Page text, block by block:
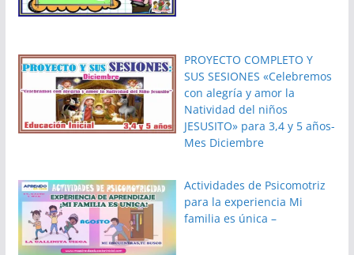
PROYECTO COMPLETO Y
SUS SESIONES «Celebremos
con alegría y amor la
Natividad del niños
JESUSITO» para 3,4 y 5 años-
Mes Diciembre
Actividades de Psicomotriz
para la experiencia Mi
familia es única –